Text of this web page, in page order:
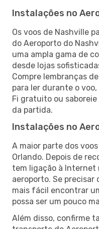
Instalações no
Os voos de Nashville
do Aeroporto do
uma ampla gama de
desde lojas
Compre lembranças
para ler durante o
Fi gratuito ou
da partida.
Instalações no
A maior parte dos
Orlando. Depois de
tem ligação à
aeroporto. Se precisar
mais fácil encontrar
possa ser um pouco
Além disso, confirme